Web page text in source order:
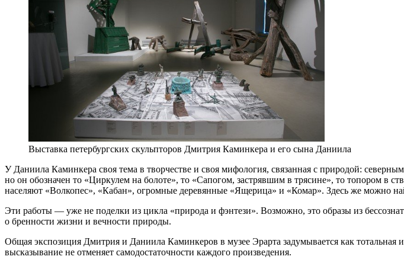
Выставка петербургских скульпторов Дмитрия Каминкера и его сына Даниила
У Даниила Каминкера своя тема в творчестве и своя мифология, связанная с природой:
но он обозначен то «Циркулем на болоте», то «Сапогом, застрявшим в трясине», то топором
населяют «Волкопес», «Кабан», огромные деревянные «Ящерица» и «Комар». Здесь же можно
Эти работы — уже не поделки из цикла «природа и фэнтези». Возможно, это образы из
о бренности жизни и вечности природы.
Общая экспозиция Дмитрия и Даниила Каминкеров в музее Эрарта задумывается как
высказывание не отменяет самодостаточности каждого произведения.